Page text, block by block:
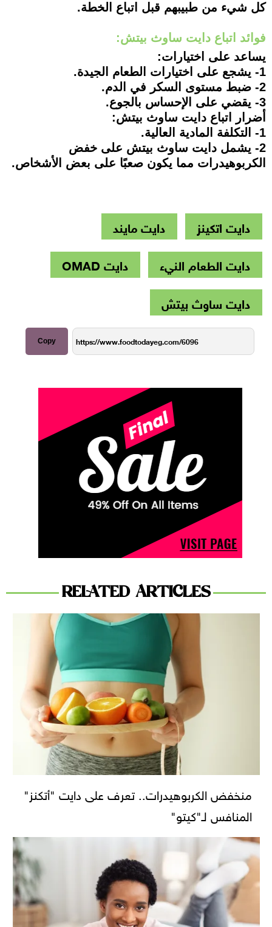
كل شيء من طبيبهم قبل اتباع الخطة.
فوائد اتباع دايت ساوث بيتش:
يساعد على اختيارات:
1- يشجع على اختيارات الطعام الجيدة.
2- ضبط مستوى السكر في الدم.
3- يقضي على الإحساس بالجوع.
أضرار اتباع دايت ساوث بيتش:
1- التكلفة المادية العالية.
2- يشمل دايت ساوث بيتش على خفض
الكربوهيدرات مما يكون صعبًا على بعض الأشخاص.
دايت اتكينز
دايت مايند
دايت الطعام النيء
دايت OMAD
دايت ساوث بيتش
Copy
RELATED ARTICLES
منخفض الكربوهيدرات.. تعرف على دايت "أتكنز"
المنافس لـ"كيتو"